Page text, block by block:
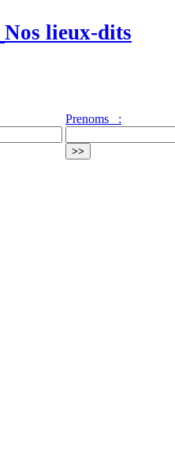
Nos lieux-dits
Prenoms :